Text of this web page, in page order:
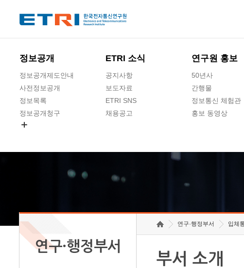
정보공개
정보공개제도안내
사전정보공개
정보목록
정보공개청구
ETRI 소식
공지사항
보도자료
ETRI SNS
채용공고
연구원 홍보
50년사
간행물
정보통신 체험관
홍보 동영상
연구·행정부서
연구·행정부서 입체
부서 소개